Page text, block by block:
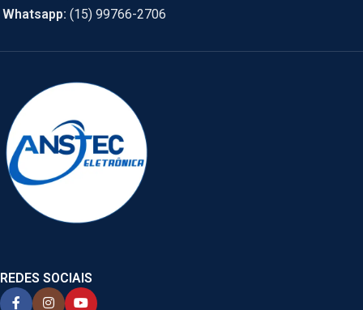
Whatsapp: (15) 99766-2706
REDES SOCIAIS